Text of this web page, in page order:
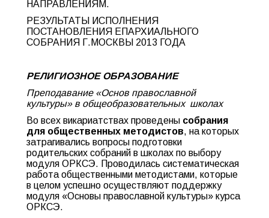
НАПРАВЛЕНИЯМ.
РЕЗУЛЬТАТЫ ИСПОЛНЕНИЯ
ПОСТАНОВЛЕНИЯ ЕПАРХИАЛЬНОГО
СОБРАНИЯ Г.МОСКВЫ 2013 ГОДА
РЕЛИГИОЗНОЕ ОБРАЗОВАНИЕ
Преподавание «Основ православной
культуры» в общеобразовательных школах
Во всех викариатствах проведены собрания
для общественных методистов, на которых
затрагивались вопросы подготовки
родительских собраний в школах по выбору
модуля ОРКСЭ. Проводилась систематическая
работа общественными методистами, которые
в целом успешно осуществляют поддержку
модуля «Основы православной культуры» курса
ОРКСЭ.